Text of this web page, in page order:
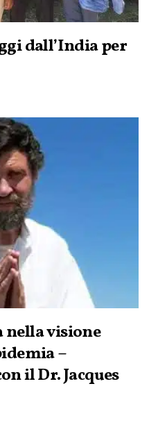
dall’India per
nella visione
–
il Dr. Jacques